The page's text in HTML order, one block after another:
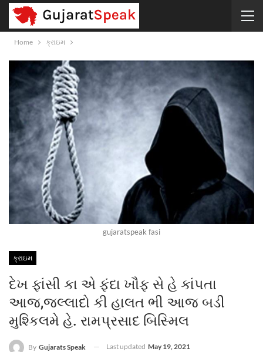
Home ક્રાઇમ
gujaratspeak fasi
ક્રાઇમ
દેખ ફાંસી કા એ ફંદા ખૌફ સે હે કાંપતા
આજ,જલ્લાદો કી હાલત ભી આજ બડી
મુશ્કિલમે હે. રામપ્રસાદ બિસ્મિલ
By Gujarats Speak Last updated May 19, 2021